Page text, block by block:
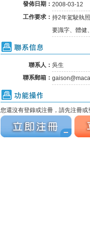
發佈日期： 2008-03-12
工作要求： 持2年駕駛執
要識字、體健
聯系信息
聯系人： 吳生
聯系郵箱：
功能操作
您還沒有登錄或注冊，請先注冊
立刻注冊
立刻